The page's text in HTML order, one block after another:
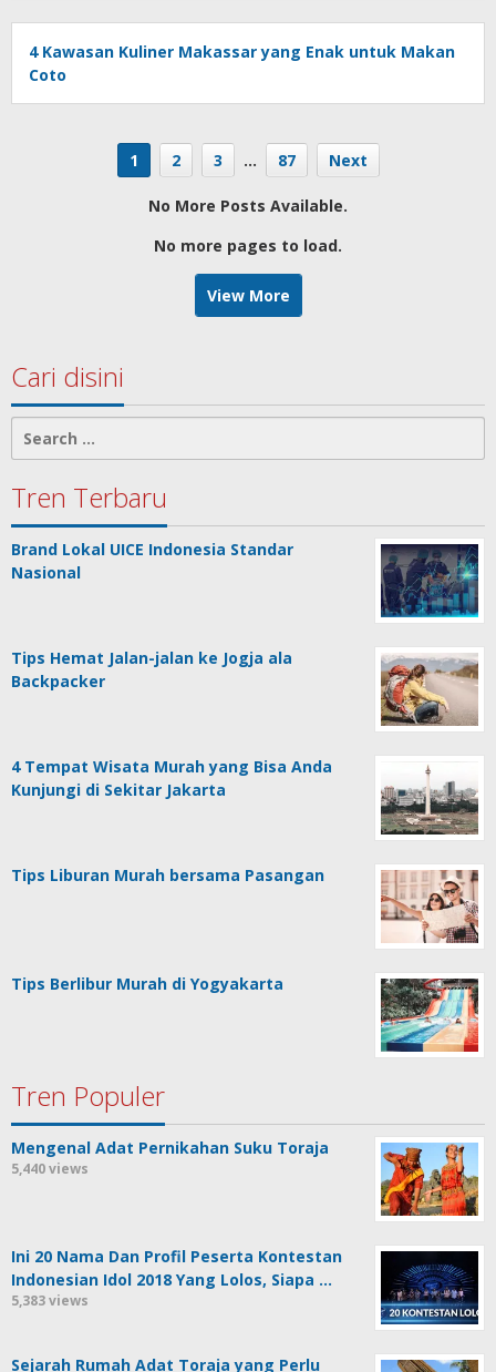
4 Kawasan Kuliner Makassar yang Enak untuk Makan
Coto
1 2 3 … 87 Next
No More Posts Available.
No more pages to load.
View More
Cari disini
for:
Tren Terbaru
Brand Lokal UICE Indonesia Standar
Nasional
Tips Hemat Jalan-jalan ke Jogja ala
Backpacker
4 Tempat Wisata Murah yang Bisa Anda
Kunjungi di Sekitar Jakarta
Tips Liburan Murah bersama Pasangan
Tips Berlibur Murah di Yogyakarta
Tren Populer
Mengenal Adat Pernikahan Suku Toraja
5,440 views
Ini 20 Nama Dan Profil Peserta Kontestan
Indonesian Idol 2018 Yang Lolos, Siapa …
5,383 views
Sejarah Rumah Adat Toraja yang Perlu